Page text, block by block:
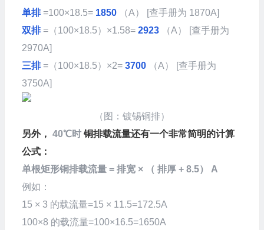
单排=100×18.5= 1850
（A） [查手册为 1870A]
双排=（100×18.5）×1.58= 2923
（A） [查手册为
2970A]
三排=（100×18.5）×2= 3700
（A） [查手册为
3750A]
（图：镀锡铜排）
另外， 40℃时 铜排载流量还有一个非常简明的计算
公式：
单根矩形铜排载流量 = 排宽 × （ 排厚 + 8.5） A
例如：
15 × 3 的载流量=15 × 11.5=172.5A
100×8 的载流量=100×16.5=1650A